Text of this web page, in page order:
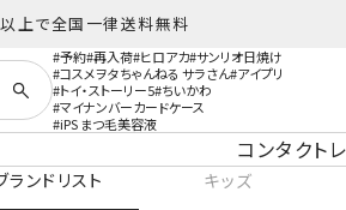
上で全国一律送料無料
予約 再入荷 ヒロアカ サンリオ日焼け
コスメヲタちゃんねる サラさん アイプリ
トイ・ストーリー5 ちいかわ
マイナンバーカードケース
iPS まつ毛美容液
コンタクト
ランドリスト キッズ